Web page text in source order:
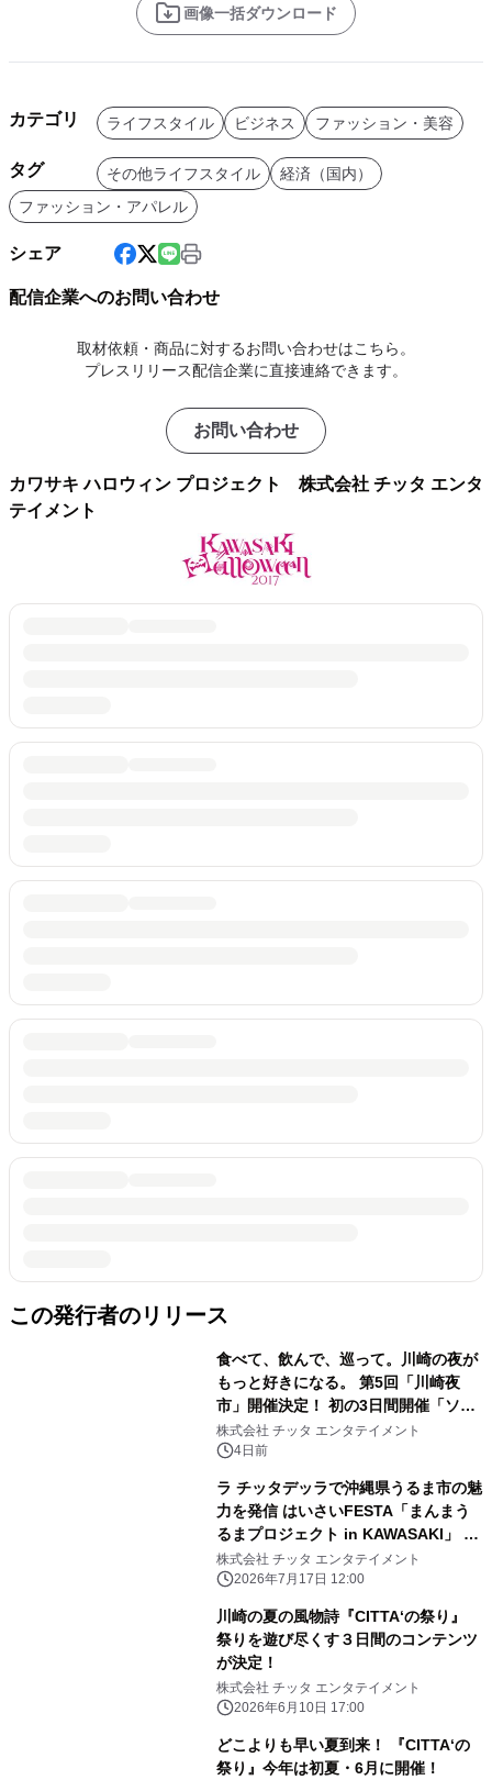
画像一括ダウンロード
カテゴリ ライフスタイル ビジネス ファッション・美容
タグ その他ライフスタイル
経済（国内）
ファッション・アパレル
シェア
配信企業へのお問い合わせ
取材依頼・商品に対するお問い合わせはこちら。
プレスリリース配信企業に直接連絡できます。
お問い合わせ
カワサキ ハロウィン プロジェクト 株式会社 チッタ エンタ
テイメント
この発行者のリリース
食べて、飲んで、巡って。川崎の夜が
もっと好きになる。 第5回「川崎夜
市」開催決定！ 初の3日間開催「ソウ
ルフード屋台」＆川崎駅東口エリア一
帯に拡大「川崎バル祭り」
株式会社 チッタ エンタテイメント
4日前
ラ チッタデッラで沖縄県うるま市の魅
力を発信 はいさいFESTA「まんまう
るまプロジェクト in KAWASAKI」 7
月18日（土）スタート
株式会社 チッタ エンタテイメント
2026年7月17日 12:00
川崎の夏の風物詩『CITTA‘の祭り』
祭りを遊び尽くす３日間のコンテンツ
が決定！
株式会社 チッタ エンタテイメント
2026年6月10日 17:00
どこよりも早い夏到来！ 『CITTA‘の
祭り』今年は初夏・6月に開催！